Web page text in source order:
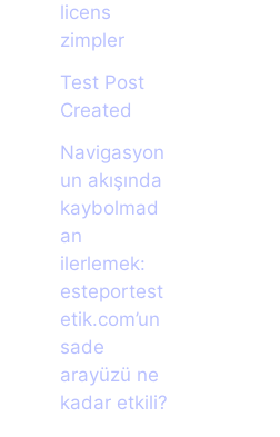
licens
zimpler
Test Post
Created
Navigasyon
un akışında
kaybolmad
an
ilerlemek:
esteportest
etik.com’un
sade
arayüzü ne
kadar etkili?